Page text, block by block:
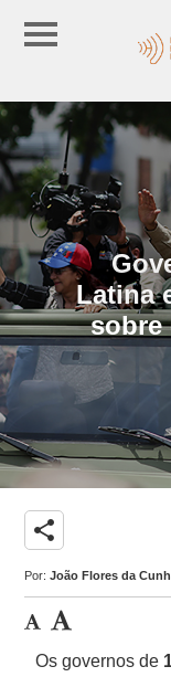
Latina
sobre
share
Por:João Flores da
Os governos de